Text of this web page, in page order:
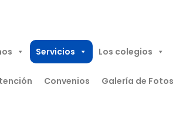
Servicios Los colegios
Convenios Galería de Fotos